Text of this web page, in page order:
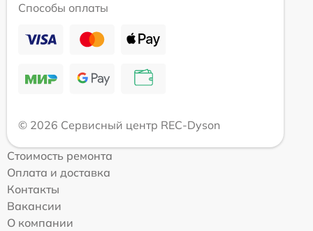
Способы оплаты
© 2026 Сервисный центр REC-Dyson
Стоимость ремонта
Оплата и доставка
Контакты
Вакансии
О компании